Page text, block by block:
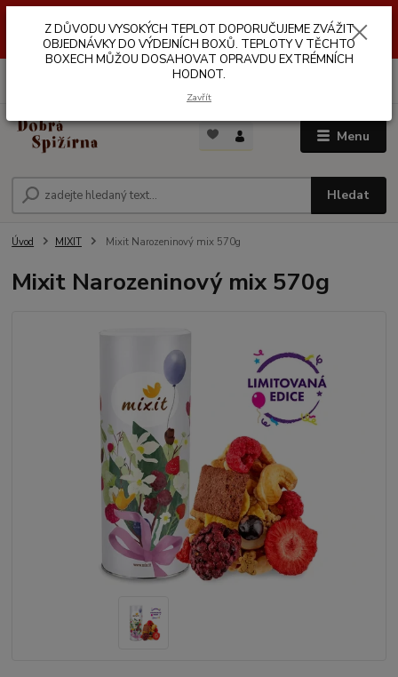
VÝDEJNÍCH BOXŮ. TEPLOTA V TĚCHTO BOXECH MŮŽE DOSAHOVAT
OPRAVDU EXTRÉMNÍCH HODNOT.
Menu
Hledat
Úvod MIXIT Mixit Narozeninový mix 570g
Mixit Narozeninový mix 570g
Z DŮVODU VYSOKÝCH TEPLOT DOPORUČUJEME ZVÁŽIT
OBJEDNÁVKY DO VÝDEJNÍCH BOXŮ. TEPLOTY V TĚCHTO
BOXECH MŮŽOU DOSAHOVAT OPRAVDU EXTRÉMNÍCH
HODNOT.
Zavřít